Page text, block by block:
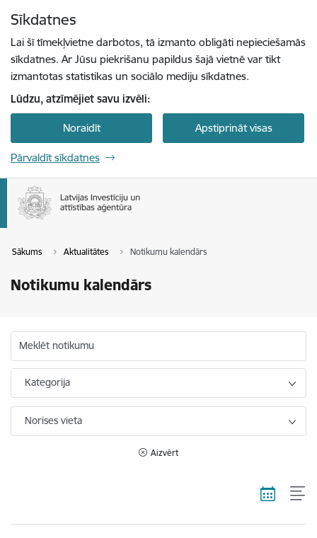
Sīkdatnes
Lai šī tīmekļvietne darbotos, tā izmanto obligāti nepieciešamās
sīkdatnes. Ar Jūsu piekrišanu papildus šajā vietnē var tikt
izmantotas statistikas un sociālo mediju sīkdatnes.
Lūdzu, atzīmējiet savu izvēli:
Noraidīt Apstiprināt visas
Pārvaldīt sīkdatnes
Sākums Aktualitātes Notikumu kalendārs
Notikumu kalendārs
Meklēt notikumu
Kategorija
Norises vieta
Aizvērt